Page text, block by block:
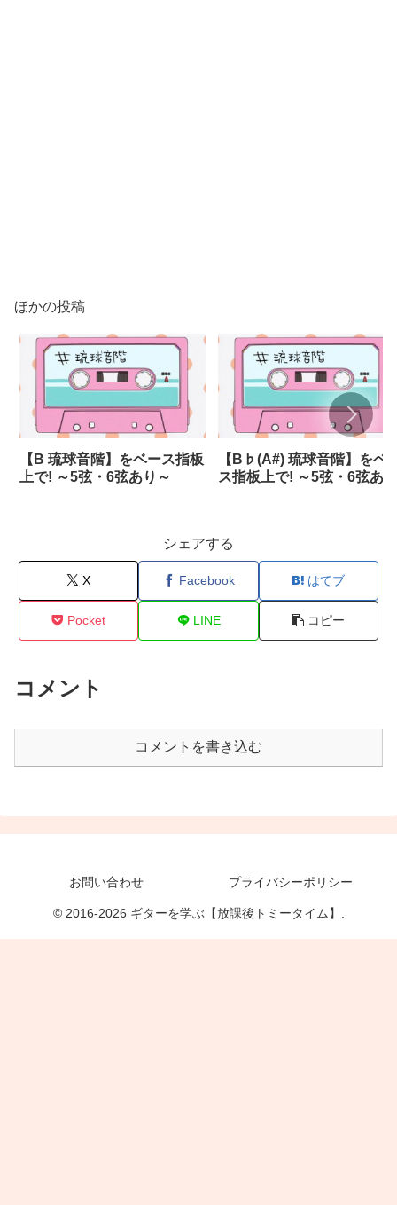
ほかの投稿
【B 琉球音階】をベース指板
上で! ～5弦・6弦あり～
【B♭(A#) 琉球音階】をベ
ス指板上で! ～5弦・6弦あり
シェアする
X Facebook はてブ
Pocket LINE コピー
コメント
コメントを書き込む
お問い合わせ プライバシーポリシー
© 2016-2026 ギターを学ぶ【放課後トミータイム】.